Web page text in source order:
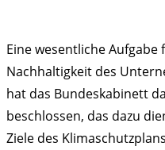
Eine wesentliche
Nachhaltigkeit des
hat das Bundeskabinett
beschlossen, das dazu
Ziele des